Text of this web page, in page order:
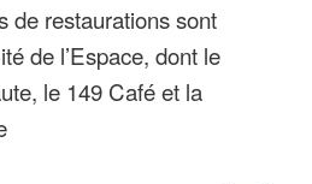
de restaurations sont
de l’Espace, dont le
le 149 Café et la